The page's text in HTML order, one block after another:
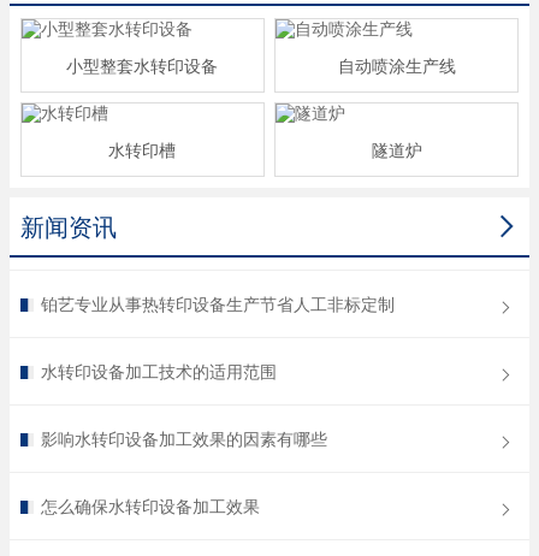
小型整套水转印设备 自动喷涂生产线
水转印槽 隧道炉

新闻资讯
铂艺专业从事热转印设备生产节省人工非标定制
水转印设备加工技术的适用范围
影响水转印设备加工效果的因素有哪些
怎么确保水转印设备加工效果